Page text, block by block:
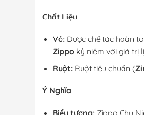
Chất Liệu
Vỏ:Được chế tác hoàn
Zippokỷ niệm với giá trị
Ruột:Ruột tiêu chuẩn (
Ý Nghĩa
Biểu tượng:Zippo Chu